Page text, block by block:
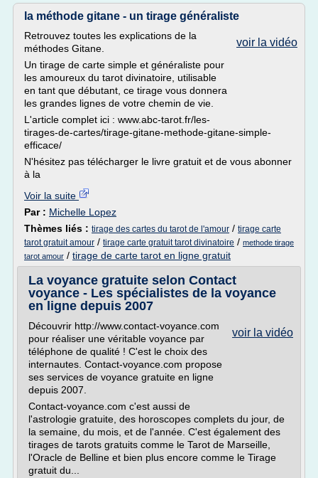
la méthode gitane - un tirage généraliste
voir la vidéo
Retrouvez toutes les explications de la
méthodes Gitane.
Un tirage de carte simple et généraliste pour
les amoureux du tarot divinatoire, utilisable
en tant que débutant, ce tirage vous donnera
les grandes lignes de votre chemin de vie.
L'article complet ici : www.abc-tarot.fr/les-
tirages-de-cartes/tirage-gitane-methode-gitane-simple-
efficace/
N'hésitez pas télécharger le livre gratuit et de vous abonner
à la
Voir la suite
Par : Michelle Lopez
Thèmes liés : tirage des cartes du tarot de l'amour / tirage carte
tarot gratuit amour / tirage carte gratuit tarot divinatoire / methode tirage
tarot amour / tirage de carte tarot en ligne gratuit
La voyance gratuite selon Contact
voyance - Les spécialistes de la voyance
en ligne depuis 2007
voir la vidéo
Découvrir http://www.contact-voyance.com
pour réaliser une véritable voyance par
téléphone de qualité ! C'est le choix des
internautes. Contact-voyance.com propose
ses services de voyance gratuite en ligne
depuis 2007.
Contact-voyance.com c'est aussi de
l'astrologie gratuite, des horoscopes complets du jour, de
la semaine, du mois, et de l'année. C'est également des
tirages de tarots gratuits comme le Tarot de Marseille,
l'Oracle de Belline et bien plus encore comme le Tirage
gratuit du...